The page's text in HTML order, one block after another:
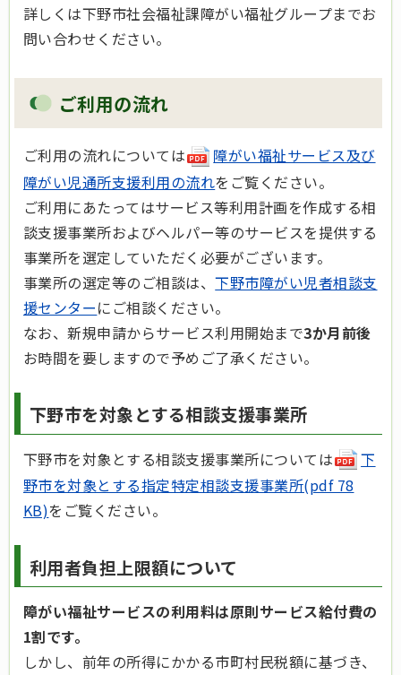
詳しくは下野市社会福祉課障がい福祉グループまでお
問い合わせください。
ご利用の流れ
ご利用の流れについては
障がい福祉サービス及び
障がい児通所支援利用の流れをご覧ください。
ご利用にあたってはサービス等利用計画を作成する相
談支援事業所およびヘルパー等のサービスを提供する
事業所を選定していただく必要がございます。
事業所の選定等のご相談は、下野市障がい児者相談支
援センターにご相談ください。
なお、新規申請からサービス利用開始まで3か月前後
お時間を要しますので予めご了承ください。
下野市を対象とする相談支援事業所
下野市を対象とする相談支援事業所については
下
野市を対象とする指定特定相談支援事業所(pdf 78
KB)をご覧ください。
利用者負担上限額について
障がい福祉サービスの利用料は原則サービス給付費の
1割です。
しかし、前年の所得にかかる市町村民税額に基づき、